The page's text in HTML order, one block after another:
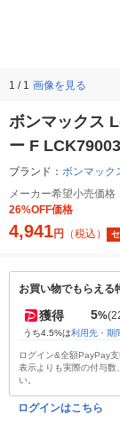
1 / 1 画像を見る
ボンマックス
ー F
ブランド： ボンマック
メーカー希望小売価格
26%OFF価格
4,941円 （税込）
お買い物でもらえる
獲得 5%
うち4.5%は利用先・期
ログイン&全額PayPay
表示よりも実際の付与数
い。
ログインはこちら